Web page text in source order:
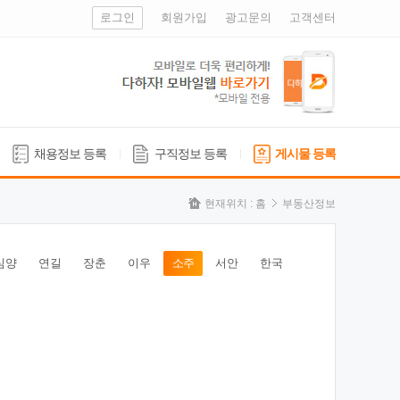
로그인 회원가입 광고문의 고객센터
채용정보 등록 구직정보 등록 게시물 등록
현재위치 : 홈 부동산정보
양 연길 장춘 이우 소주 서안 한국